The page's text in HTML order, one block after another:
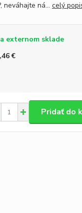
neváhajte ná... celý
externom sklade
€
Pridať do